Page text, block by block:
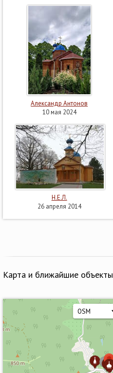
Александр Антонов
10 мая 2024
Н.Е.Л.
26 апреля 2014
Карта и ближайшие объекты